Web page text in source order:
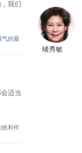
我们
气的最
适当
效和作
绪秀敏